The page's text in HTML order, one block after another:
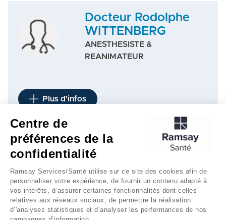
Docteur Rodolphe
WITTENBERG
ANESTHESISTE &
REANIMATEUR
Plus d'infos
1 … 5
Centre de
préférences de la
confidentialité
Ramsay Services/Santé utilise sur ce site des cookies afin de
personnaliser votre expérience, de fournir un contenu adapté à
vos intérêts, d’assurer certaines fonctionnalités dont celles
relatives aux réseaux sociaux, de permettre la réalisation
d’'analyses statistiques et d’analyser les performances de nos